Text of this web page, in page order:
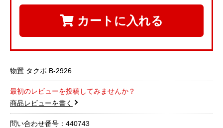
カートに入れる
物置 タクボ B-2926
最初のレビューを投稿してみませんか？
商品レビューを書く
問い合わせ番号：440743